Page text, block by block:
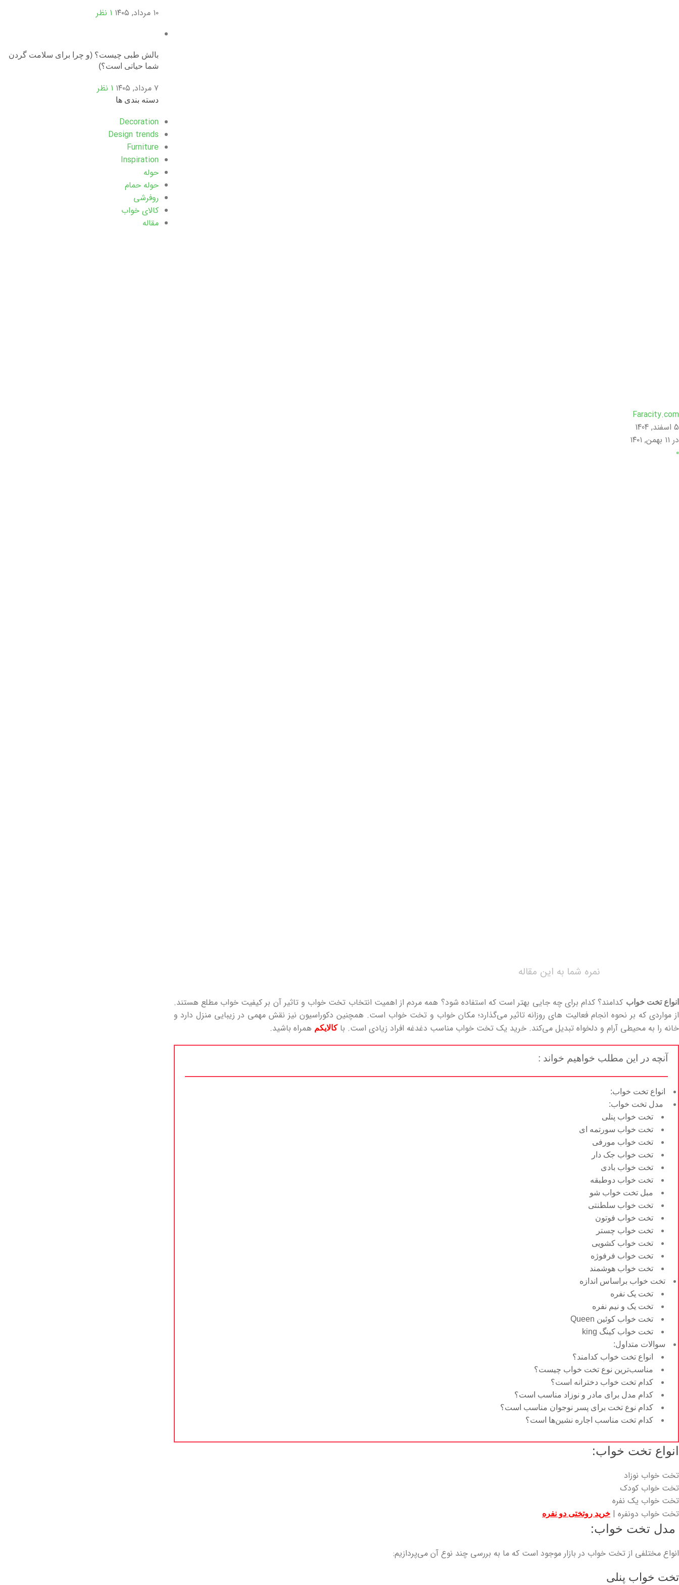
Faracity.com
5 اسفند, 1404
در ۱۱ بهمن, ۱۴۰۱
۰
نمره شما به این مقاله
انواع تخت خواب کدامند؟ کدام برای چه جایی بهتر است که استفاده شود؟ همه مردم از اهمیت انتخاب تخت خواب و تاثیر آن بر کیفیت خواب مطلع هستند.
از مواردی که بر نحوه انجام فعالیت های روزانه تاثیر می‌‌گذارد؛ مکان خواب و تخت خواب است. همچنین دکوراسیون نیز نقش مهمی در زیبایی منزل دارد و
خانه را به محیطی آرام و دلخواه تبدیل می‌‌کند. خرید یک تخت خواب مناسب دغدغه افراد زیادی است. باکالایکم همراه باشید.
آنچه در این مطلب خواهیم خواند :
انواع تخت خواب:
مدل تخت خواب:
تخت خواب پنلی
تخت خواب سورتمه‌ ای
تخت خواب مورفی
تخت خواب جک دار
تخت خواب بادی
تخت خواب دوطبقه
مبل تخت خواب شو
تخت خواب سلطنتی
تخت خواب فوتون
تخت خواب چستر
تخت خواب کشویی
تخت خواب فرفوژه
تخت خواب هوشمند
تخت خواب براساس اندازه
تخت یک نفره
تخت یک و نیم نفره
تخت خواب کوئین Queen
تخت خواب کینگ king
سوالات متداول:
انواع تخت خواب کدامند؟
مناسب‌ترین نوع تخت خواب چیست؟
کدام تخت خواب دخترانه است؟
کدام مدل برای مادر و نوزاد مناسب است؟
کدام نوع تخت برای پسر نوجوان مناسب است؟
کدام تخت مناسب اجاره نشین‌ها است؟
انواع تخت خواب:
تخت خواب نوزاد
تخت خواب کودک
تخت خواب یک نفره
تخت خواب دونفره | خرید روتختی دو نفره
مدل تخت خواب:
انواع مختلفی از تخت خواب در بازار موجود است که ما به بررسی چند نوع آن می‌‌پردازیم:
تخت خواب پنلی
۱۰ مرداد, ۱۴۰۵ 1 نظر
بالش طبی چیست؟ (و چرا برای سلامت گردن
شما حیاتی است؟)
۷ مرداد, ۱۴۰۵ 1 نظر
دسته بندی ها
Decoration
Design trends
Furniture
Inspiration
حوله
حوله حمام
روفرشی
کالای خواب
مقاله